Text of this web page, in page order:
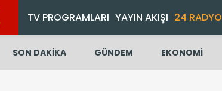
TV PROGRAMLARI YAYIN AKIŞI 24 RADYO
SON DAKİKA GÜNDEM EKONOMİ